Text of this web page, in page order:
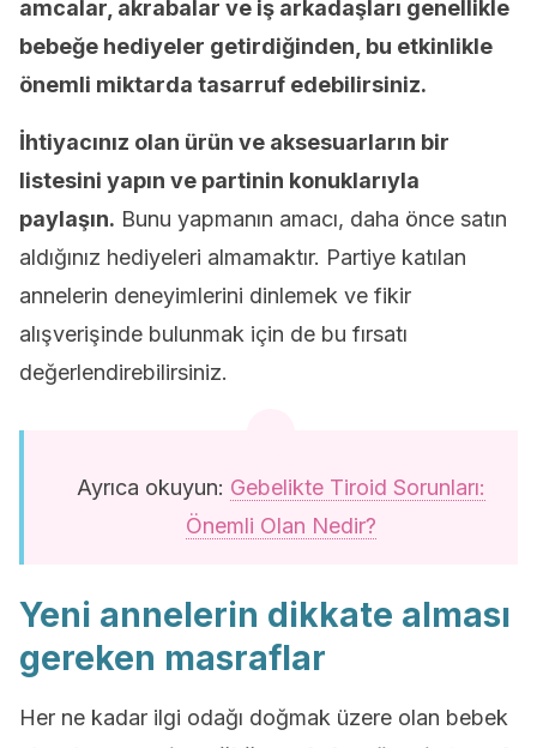
amcalar, akrabalar ve iş arkadaşları genellikle
bebeğe hediyeler getirdiğinden, bu etkinlikle
önemli miktarda tasarruf edebilirsiniz.
İhtiyacınız olan ürün ve aksesuarların bir
listesini yapın ve partinin konuklarıyla
paylaşın. Bunu yapmanın amacı, daha önce satın
aldığınız hediyeleri almamaktır. Partiye katılan
annelerin deneyimlerini dinlemek ve fikir
alışverişinde bulunmak için de bu fırsatı
değerlendirebilirsiniz.
Ayrıca okuyun: Gebelikte Tiroid Sorunları:
Önemli Olan Nedir?
Yeni annelerin dikkate alması
gereken masraflar
Her ne kadar ilgi odağı doğmak üzere olan bebek